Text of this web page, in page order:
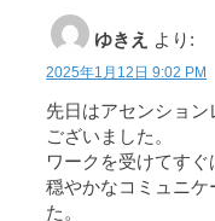
ゆきえ より:
2025年1月12日 9:02 PM
先日はアセンション
ございました。
ワークを受けてす
穏やかなコミュニケ
た。